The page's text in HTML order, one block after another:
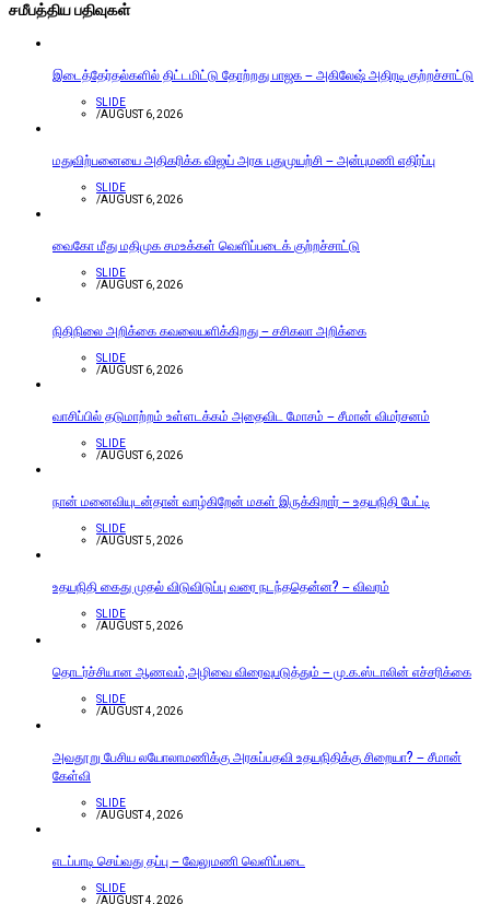
சமீபத்திய பதிவுகள்
இடைத்தேர்தல்களில் திட்டமிட்டு தோற்றது பாஜக – அகிலேஷ் அதிரடி குற்றச்சாட்டு
SLIDE
/AUGUST 6, 2026
மதுவிற்பனையை அதிகரிக்க விஜய் அரசு புதுமுயற்சி – அன்புமணி எதிர்ப்பு
SLIDE
/AUGUST 6, 2026
வைகோ மீது மதிமுக சமஉக்கள் வெளிப்படைக் குற்றச்சாட்டு
SLIDE
/AUGUST 6, 2026
நிதிநிலை அறிக்கை கவலையளிக்கிறது – சசிகலா அறிக்கை
SLIDE
/AUGUST 6, 2026
வாசிப்பில் தடுமாற்றம் உள்ளடக்கம் அதைவிட மோசம் – சீமான் விமர்சனம்
SLIDE
/AUGUST 6, 2026
நான் மனைவியுடன்தான் வாழ்கிறேன் மகள் இருக்கிறார் – உதயநிதி பேட்டி
SLIDE
/AUGUST 5, 2026
உதயநிதி கைது முதல் விடுவிடுப்பு வரை நடந்ததென்ன? – விவரம்
SLIDE
/AUGUST 5, 2026
தொடர்ச்சியான ஆணவம்,அழிவை விரைவுபடுத்தும் – மு.க.ஸ்டாலின் எச்சரிக்கை
SLIDE
/AUGUST 4, 2026
அவதூறு பேசிய லயோலாமணிக்கு அரசுப்பதவி உதயநிதிக்கு சிறையா? – சீமான்
கேள்வி
SLIDE
/AUGUST 4, 2026
எடப்பாடி செய்வது தப்பு – வேலுமணி வெளிப்படை
SLIDE
/AUGUST 4, 2026